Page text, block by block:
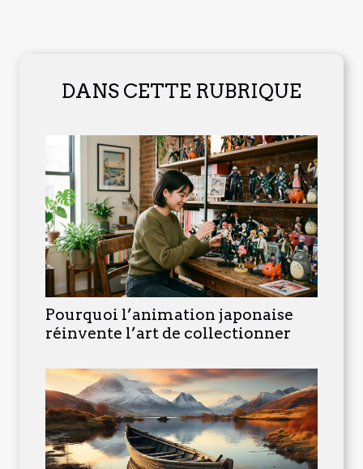
DANS CETTE RUBRIQUE
Pourquoi l’animation japonaise
réinvente l’art de collectionner